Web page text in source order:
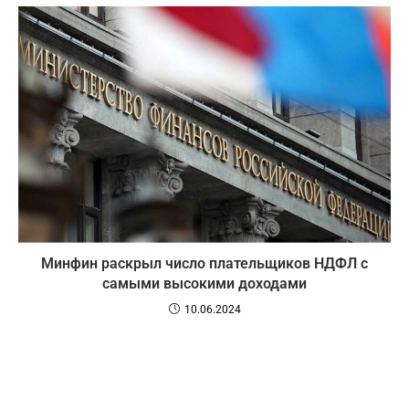
Минфин раскрыл число плательщиков НДФЛ с
самыми высокими доходами
10.06.2024